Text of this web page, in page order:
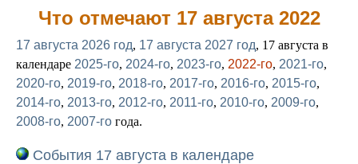
Что отмечают 17 августа 2022
17 августа 2026 год, 17 августа 2027 год, 17 августа в
календаре 2025-го, 2024-го, 2023-го, 2022-го, 2021-го,
2020-го, 2019-го, 2018-го, 2017-го, 2016-го, 2015-го,
2014-го, 2013-го, 2012-го, 2011-го, 2010-го, 2009-го,
2008-го, 2007-го года.
События 17 августа в календаре